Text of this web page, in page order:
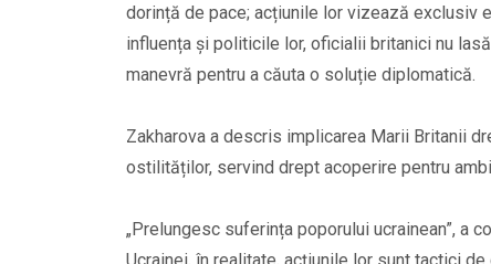
dorință de pace; acțiunile lor vizează exclusiv
influența și politicile lor, oficialii britanici nu
manevră pentru a căuta o soluție diplomatică.
Zakharova a descris implicarea Marii Britanii
ostilităților, servind drept acoperire pentru
„Prelungesc suferința poporului ucrainean”, a
Ucrainei, în realitate, acțiunile lor sunt tactici